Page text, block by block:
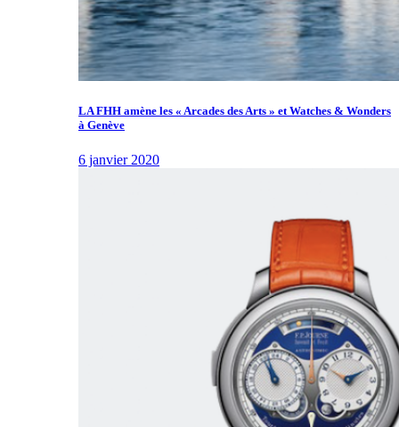
LA FHH amène les « Arcades des Arts » et Watches & Wonders
à Genève
6 janvier 2020